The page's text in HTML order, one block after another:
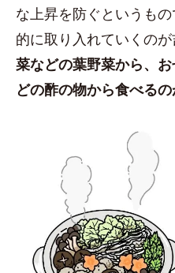
な上昇を防ぐというも
的に取り入れていくのが
菜などの葉野菜から、
どの酢の物から食べるの